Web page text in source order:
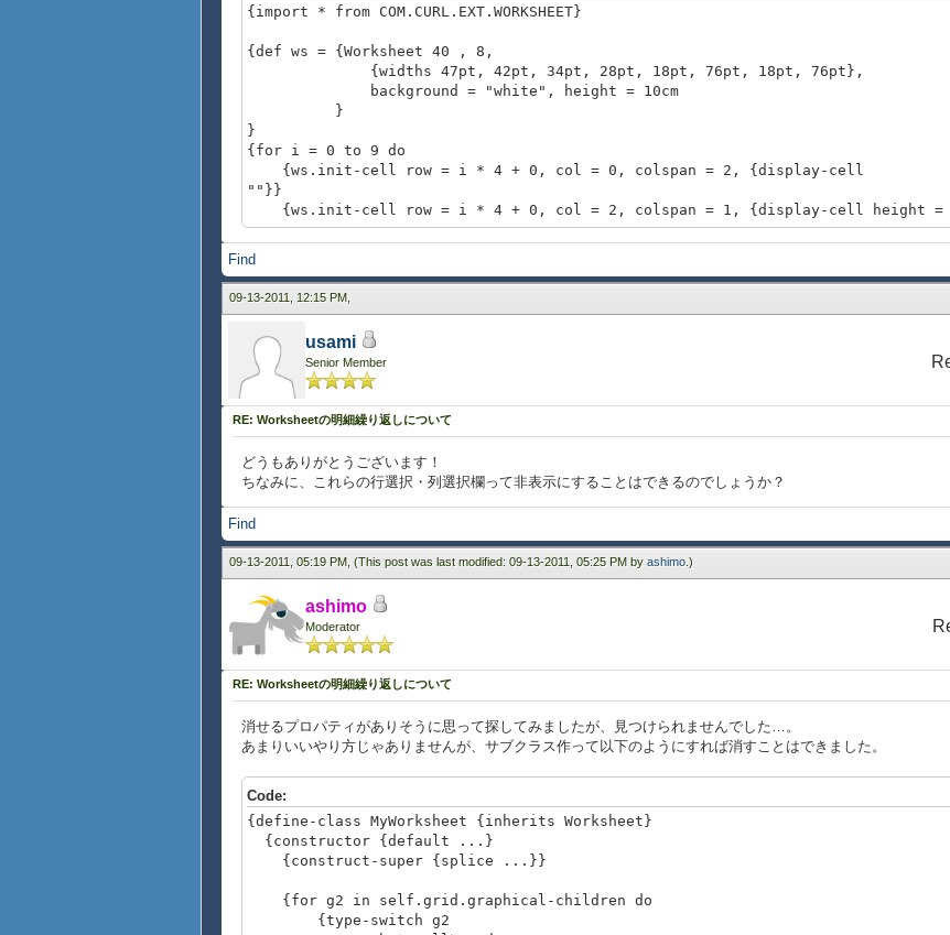
row = 1, col = 4, rowspan = 2,
{display-cell
rowspan = 2, background = "white",
row = 1, col = 6, rowspan = 2,
{display-cell
rowspan = 2, background = "white",
row = 2, row-height = 20pt, col = 1, colspan = 2,
{display-cell
colspan = 2,
""
},
row = 3, row-height = 20pt, col = 1, colspan = 2,
{display-cell
colspan = 2, background = "white",
""
}
}
{import * from COM.CURL.EXT.WORKSHEET}
{def ws = {Worksheet 40 , 8,
{widths 47pt, 42pt, 34pt, 28pt, 18pt, 76pt, 18pt, 76pt},
background = "white", height = 10cm
}
}
{for i = 0 to 9 do
{ws.init-cell row = i * 4 + 0, col = 0, colspan = 2, {display-cell
""}}
{ws.init-cell row = i * 4 + 0, col = 2, colspan = 1, {display-cell height =
""}}
{ws.init-cell row = i * 4 + 0, col = 3, colspan = 5, {display-cell height =
""}}
{ws.init-cell row = i * 4 + 1, col = 1, colspan = 2, {display-cell height =
{ws.init-cell row = i * 4 + 1, col = 4, rowspan = 2, {display-cell
{ws.init-cell row = i * 4 + 1, col = 6, rowspan = 2, {display-cell height =
{ws.init-cell row = i * 4 + 2, col = 1, colspan = 2, {display-cell height =
{ws.init-cell row = i * 4 + 3, col = 1, colspan = 2, {display-cell height =
{value
ws
Find
09-13-2011, 12:15 PM,
usami
Senior Member
RE: Worksheetの明細繰り返しについて
どうもありがとうございます！
ちなみに、これらの行選択・列選択欄って非表示にすることはできるのでしょうか？
Find
09-13-2011, 05:19 PM, (This post was last modified: 09-13-2011, 05:25 PM by ashimo .)
ashimo
Moderator
RE: Worksheetの明細繰り返しについて
消せるプロパティがありそうに思って探してみましたが、見つけられませんでした…。
あまりいいやり方じゃありませんが、サブクラス作って以下のようにすれば消すことはできました。
Code:
{define-class MyWorksheet {inherits Worksheet}
{constructor {default ...}
{construct-super {splice ...}}
{for g2 in self.grid.graphical-children do
{type-switch g2